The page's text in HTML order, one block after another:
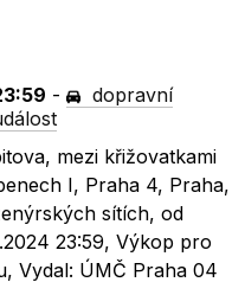
-
dopravní
mezi křižovatkami
I, Praha 4, Praha,
sítích, od
23:59, Výkop pro
Vydal: ÚMČ Praha 04